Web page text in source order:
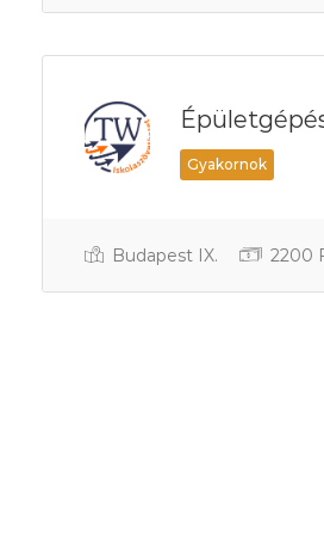
Gyakornok
Budapest IX. 2200